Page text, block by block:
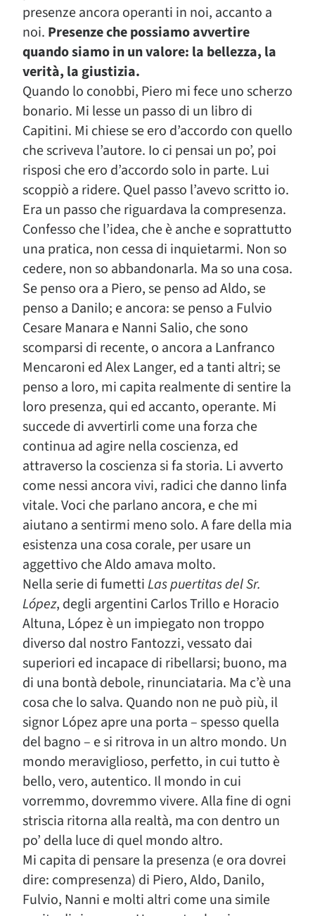
presenze ancora operanti in noi, accanto a
noi. Presenze che possiamo avvertire
quando siamo in un valore: la bellezza, la
verità, la giustizia.
Quando lo conobbi, Piero mi fece uno scherzo
bonario. Mi lesse un passo di un libro di
Capitini. Mi chiese se ero d’accordo con quello
che scriveva l’autore. Io ci pensai un po’, poi
risposi che ero d’accordo solo in parte. Lui
scoppiò a ridere. Quel passo l’avevo scritto io.
Era un passo che riguardava la compresenza.
Confesso che l’idea, che è anche e soprattutto
una pratica, non cessa di inquietarmi. Non so
cedere, non so abbandonarla. Ma so una cosa.
Se penso ora a Piero, se penso ad Aldo, se
penso a Danilo; e ancora: se penso a Fulvio
Cesare Manara e Nanni Salio, che sono
scomparsi di recente, o ancora a Lanfranco
Mencaroni ed Alex Langer, ed a tanti altri; se
penso a loro, mi capita realmente di sentire la
loro presenza, qui ed accanto, operante. Mi
succede di avvertirli come una forza che
continua ad agire nella coscienza, ed
attraverso la coscienza si fa storia. Li avverto
come nessi ancora vivi, radici che danno linfa
vitale. Voci che parlano ancora, e che mi
aiutano a sentirmi meno solo. A fare della mia
esistenza una cosa corale, per usare un
aggettivo che Aldo amava molto.
Nella serie di fumettiLas puertitas del Sr.
López, degli argentini Carlos Trillo e Horacio
Altuna, López è un impiegato non troppo
diverso dal nostro Fantozzi, vessato dai
superiori ed incapace di ribellarsi; buono, ma
di una bontà debole, rinunciataria. Ma c’è una
cosa che lo salva. Quando non ne può più, il
signor López apre una porta – spesso quella
del bagno – e si ritrova in un altro mondo. Un
mondo meraviglioso, perfetto, in cui tutto è
bello, vero, autentico. Il mondo in cui
vorremmo, dovremmo vivere. Alla fine di ogni
striscia ritorna alla realtà, ma con dentro un
po’ della luce di quel mondo altro.
Mi capita di pensare la presenza (e ora dovrei
dire: compresenza) di Piero, Aldo, Danilo,
Fulvio, Nanni e molti altri come una simile